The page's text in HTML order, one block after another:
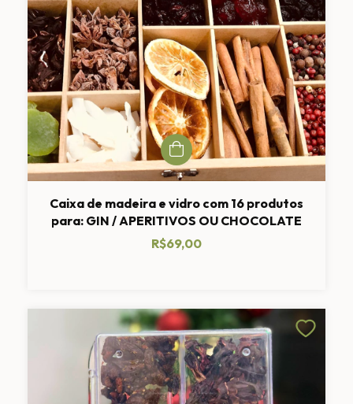
Caixa de madeira e vidro com 16 produtos
para: GIN / APERITIVOS OU CHOCOLATE
R$69,00